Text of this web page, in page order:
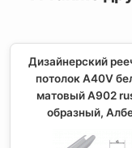
Дизайнерский
потолок A40V
матовый A902
образный,